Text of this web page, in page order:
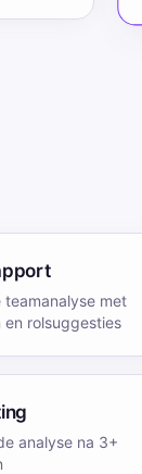
teamanalyse met
en rolsuggesties
analyse na 3+